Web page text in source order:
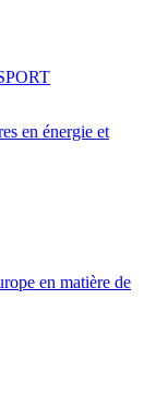
en énergie et
en matière de